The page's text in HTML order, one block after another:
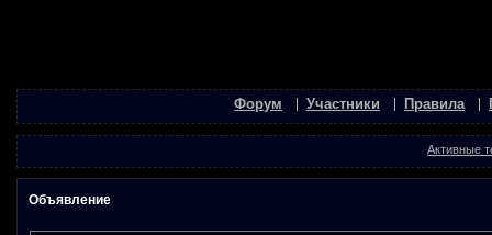
Форум Участники Правила
Активные
Объявление